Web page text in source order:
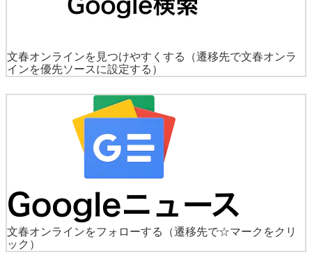
文春オンラインを見つけやすくする
（遷移先で文春オンラ
インを優先ソースに設定する）
文春オンラインをフォローする
（遷移先で☆マークをクリ
ック）